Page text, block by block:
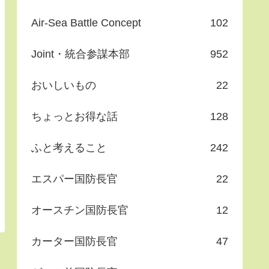
Air-Sea Battle Concept 102
Joint・統合参謀本部 952
おいしいもの 22
ちょっとお得な話 128
ふと考えること 242
エスパー国防長官 22
オースチン国防長官 12
カーター国防長官 47